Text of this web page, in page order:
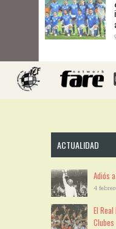
ACTUALIDAD
Adiós
4
El
Clubes